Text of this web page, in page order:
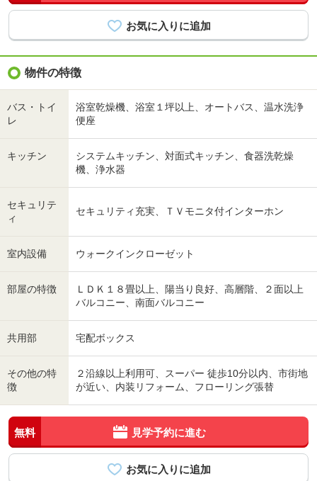
物件の特徴
バス・トイ
レ
浴室乾燥機、浴室１坪以上、オートバス、温水洗浄
便座
キッチン
システムキッチン、対面式キッチン、食器洗乾燥
機、浄水器
セキュリテ
ィ
セキュリティ充実、ＴＶモニタ付インターホン
室内設備 ウォークインクローゼット
部屋の特徴
ＬＤＫ１８畳以上、陽当り良好、高層階、２面以上
バルコニー、南面バルコニー
共用部 宅配ボックス
その他の特
徴
２沿線以上利用可、スーパー 徒歩10分以内、市街地
が近い、内装リフォーム、フローリング張替
無料 見学予約に進む